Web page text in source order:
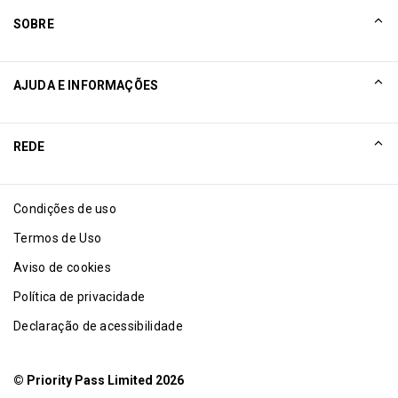
SOBRE
Excellence Awards
Blog
AJUDA E INFORMAÇÕES
REDE
Condições de uso
Termos de Uso
Aviso de cookies
Política de privacidade
Declaração de acessibilidade
© Priority Pass Limited 2026